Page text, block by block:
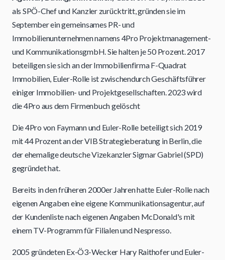
als SPÖ-Chef und Kanzler zurücktritt, gründen sie im
September ein gemeinsames PR- und
Immobilienunternehmen namens 4Pro Projektmanagement-
und KommunikationsgmbH. Sie halten je 50 Prozent. 2017
beteiligen sie sich an der Immobilienfirma F-Quadrat
Immobilien, Euler-Rolle ist zwischendurch Geschäftsführer
einiger Immobilien- und Projektgesellschaften. 2023 wird
die 4Pro aus dem Firmenbuch gelöscht
Die 4Pro von Faymann und Euler-Rolle beteiligt sich 2019
mit 44 Prozent an der VIB Strategieberatung in Berlin, die
der ehemalige deutsche Vizekanzler Sigmar Gabriel (SPD)
gegründet hat.
Bereits in den früheren 2000er Jahren hatte Euler-Rolle nach
eigenen Angaben eine eigene Kommunikationsagentur, auf
der Kundenliste nach eigenen Angaben McDonald's mit
einem TV-Programm für Filialen und Nespresso.
2005 gründeten Ex-Ö3-Wecker Hary Raithofer und Euler-